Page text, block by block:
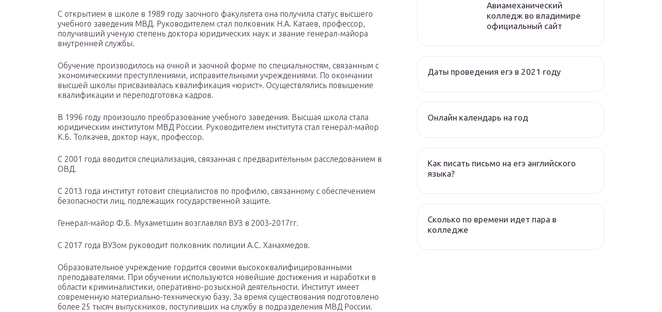
С открытием в школе в 1989 году заочного факультета она получила статус высшего
учебного заведения МВД. Руководителем стал полковник Н.А. Катаев, профессор,
получивший ученую степень доктора юридических наук и звание генерал-майора
внутренней службы.
Обучение производилось на очной и заочной форме по специальностям, связанным с
экономическими преступлениями, исправительными учреждениями. По окончании
высшей школы присваивалась квалификация «юрист». Осуществлялись повышение
квалификации и переподготовка кадров.
В 1996 году произошло преобразование учебного заведения. Высшая школа стала
юридическим институтом МВД России. Руководителем института стал генерал-майор
К.Б. Толкачев, доктор наук, профессор.
С 2001 года вводится специализация, связанная с предварительным расследованием в
ОВД.
С 2013 года институт готовит специалистов по профилю, связанному с обеспечением
безопасности лиц, подлежащих государственной защите.
Генерал-майор Ф.Б. Мухаметшин возглавлял ВУЗ в 2003-2017гг.
С 2017 года ВУЗом руководит полковник полиции А.С. Ханахмедов.
Образовательное учреждение гордится своими высококвалифицированными
преподавателями. При обучении используются новейшие достижения и наработки в
области криминалистики, оперативно-розыскной деятельности. Институт имеет
современную материально-техническую базу. За время существования подготовлено
более 25 тысяч выпускников, поступивших на службу в подразделения МВД России.
Авиамеханический
колледж во владимире
официальный сайт
Даты проведения егэ в 2021 году
Онлайн календарь на год
Как писать письмо на егэ английского
языка?
Сколько по времени идет пара в
колледже